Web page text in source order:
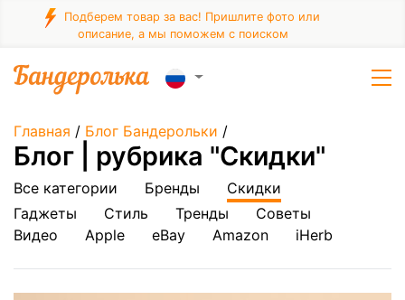
Подберем товар за вас! Пришлите фото или
описание, а мы поможем с поиском
Главная / Блог Бандерольки /
Блог | рубрика "Скидки"
Все категории Бренды
Скидки
Гаджеты
Стиль Тренды
Советы
Видео
Apple eBay Amazon iHerb